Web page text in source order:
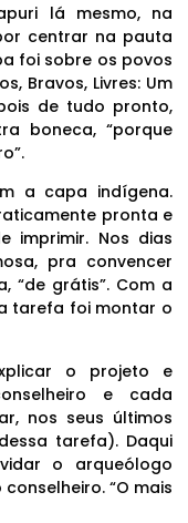
lá mesmo, na
centrar na pauta
foi sobre os povos
Bravos, Livres: Um
de tudo pronto,
boneca, “porque
a capa indígena.
pronta e
imprimir. Nos dias
pra convencer
“de grátis”. Com a
tarefa foi montar o
o projeto e
e cada
nos seus últimos
tarefa). Daqui
o arqueólogo
“O mais